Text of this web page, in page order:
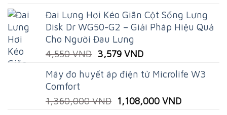
was:
2,459,000 VND.
is:
1,829,000
Đai Lưng Hơi Kéo Giãn Cột Sống Lưng
Disk Dr WG50-G2 – Giải Pháp Hiệu Quả
Cho Người Đau Lưng
4,550VND Original
was:
3,579 VNDCurrent
is:
Máy đo huyết áp điện tử Microlife W3
Comfort
1,360,000VND Original
1,108,000 VNDCurrent